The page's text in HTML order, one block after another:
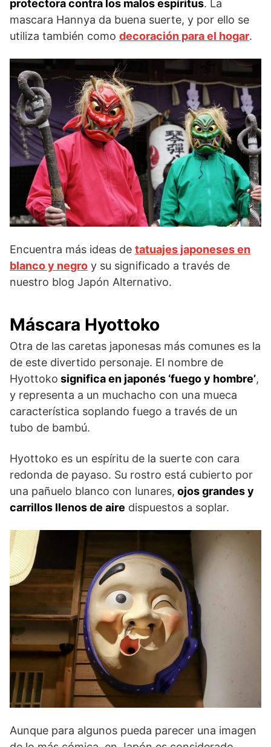
protectora contra los malos espíritus. La
mascara Hannya da buena suerte, y por ello se
utiliza también como decoración para el hogar.
Encuentra más ideas de tatuajes japoneses en
blanco y negro y su significado a través de
nuestro blog Japón Alternativo.
Máscara Hyottoko
Otra de las caretas japonesas más comunes es la
de este divertido personaje. El nombre de
Hyottoko significa en japonés ‘fuego y hombre’,
y representa a un muchacho con una mueca
característica soplando fuego a través de un
tubo de bambú.
Hyottoko es un espíritu de la suerte con cara
redonda de payaso. Su rostro está cubierto por
una pañuelo blanco con lunares, ojos grandes y
carrillos llenos de aire dispuestos a soplar.
Aunque para algunos pueda parecer una imagen